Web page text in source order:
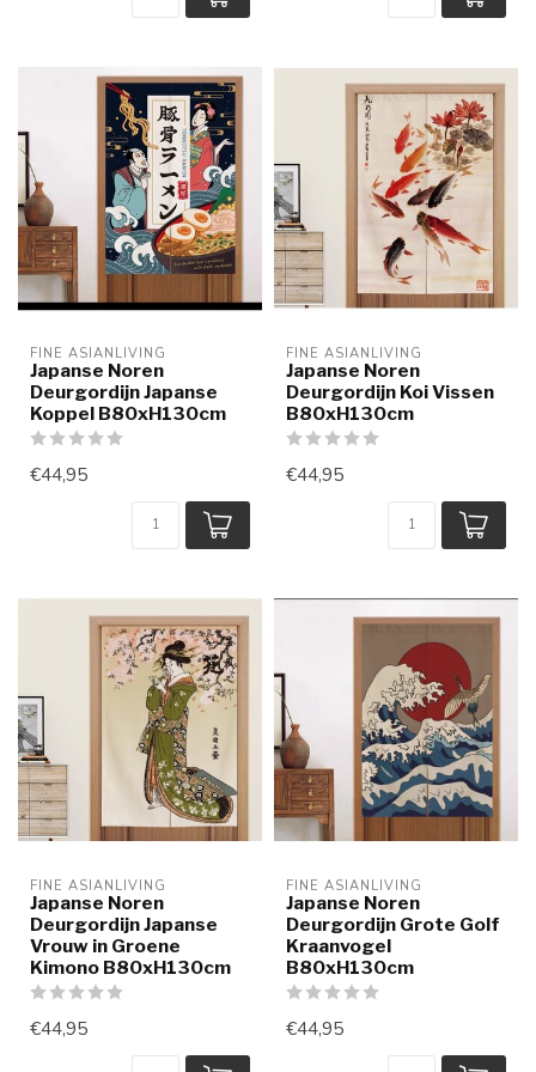
FINE ASIANLIVING
Japanse Noren
Deurgordijn Japanse
Koppel B80xH130cm
€44,95
FINE ASIANLIVING
Japanse Noren
Deurgordijn Koi Vissen
B80xH130cm
€44,95
FINE ASIANLIVING
Japanse Noren
Deurgordijn Japanse
Vrouw in Groene
Kimono B80xH130cm
€44,95
FINE ASIANLIVING
Japanse Noren
Deurgordijn Grote Golf
Kraanvogel
B80xH130cm
€44,95